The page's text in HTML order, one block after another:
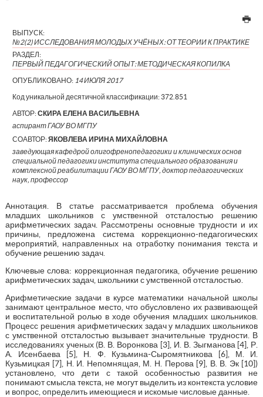
ВЫПУСК:
№2(2) ИССЛЕДОВАНИЯ МОЛОДЫХ УЧЁНЫХ: ОТ ТЕОРИИ К ПРАКТИКЕ
РАЗДЕЛ:
ПЕРВЫЙ ПЕДАГОГИЧЕСКИЙ ОПЫТ: МЕТОДИЧЕСКАЯ КОПИЛКА
ОПУБЛИКОВАНО: 14 ИЮЛЯ 2017
Код уникальной десятичной классификации: 372.851
АВТОР:СКИРА ЕЛЕНА ВАСИЛЬЕВНА
аспирант ГАОУ ВО МГПУ
СОАВТОР:ЯКОВЛЕВА ИРИНА МИХАЙЛОВНА
заведующая кафедрой олигофренопедагогики и клинических основ
специальной педагогики института специального образования и
комплексной реабилитации ГАОУ ВО МГПУ, доктор педагогических
наук, профессор
Аннотация. В статье рассматривается проблема обучения
младших школьников с умственной отсталостью решению
арифметических задач. Рассмотрены основные трудности и их
причины, предложена система коррекционно-педагогических
мероприятий, направленных на отработку понимания текста и
обучение решению задач.
Ключевые слова: коррекционная педагогика, обучение решению
арифметических задач, школьники с умственной отсталостью.
Арифметические задачи в курсе математики начальной школы
занимают центральное место, что обусловлено их развивающей
и воспитательной ролью в ходе обучения младших школьников.
Процесс решения арифметических задач у младших школьников
с умственной отсталостью вызывает значительные трудности. В
исследованиях ученых (В. В. Воронкова [3], И. В. Зыгманова [4], Р.
А. Исенбаева [5], Н. Ф. Кузьмина-Сыромятникова [6], М. И.
Кузьмицкая [7], Н. И. Непомнящая, М. Н. Перова [9], В. В. Эк [10])
установлено, что дети с такой особенностью развития не
понимают смысла текста, не могут выделить из контекста условие
и вопрос, определить имеющиеся и искомые числовые данные.